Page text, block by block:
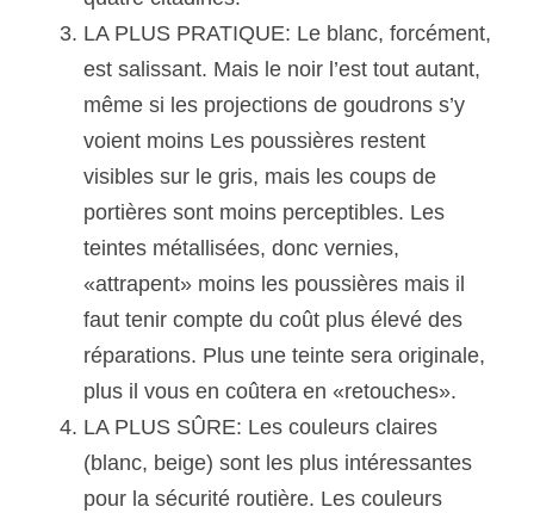
LA PLUS PRATIQUE: Le blanc, forcément,
est salissant. Mais le noir l’est tout autant,
même si les projections de goudrons s’y
voient moins Les poussières restent
visibles sur le gris, mais les coups de
portières sont moins perceptibles. Les
teintes métallisées, donc vernies,
«attrapent» moins les poussières mais il
faut tenir compte du coût plus élevé des
réparations. Plus une teinte sera originale,
plus il vous en coûtera en «retouches».
LA PLUS SÛRE: Les couleurs claires
(blanc, beige) sont les plus intéressantes
pour la sécurité routière. Les couleurs